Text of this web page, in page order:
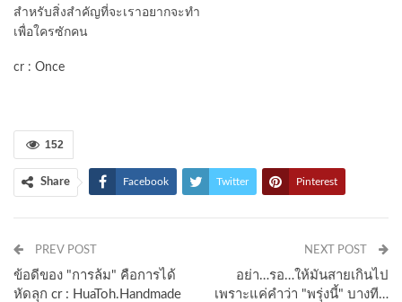
สำหรับสิ่งสำคัญที่จะเราอยากจะทำ
เพื่อใครซักคน
cr : Once
152
Share Facebook Twitter Pinterest
PREV POST
ข้อดีของ "การล้ม" คือการได้
หัดลุก cr : HuaToh.Handmade
NEXT POST
อย่า…รอ…ให้มันสายเกินไป
เพราะแค่คำว่า "พรุ่งนี้" บางที…